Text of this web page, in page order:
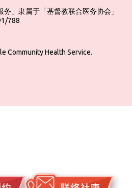
务」隶属于「基督教联合医务协会」
788
Community Health Service.